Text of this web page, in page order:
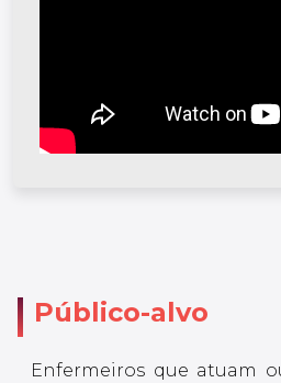
Público-alvo
Enfermeiros que atuam